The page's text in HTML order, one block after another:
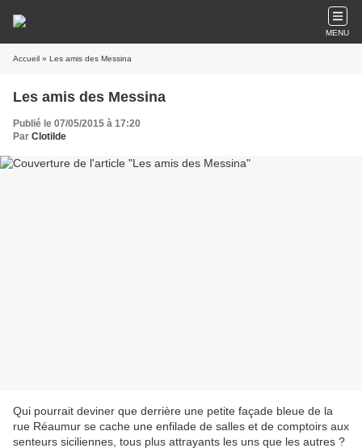
MENU
Accueil » Les amis des Messina
Les amis des Messina
Publié le 07/05/2015 à 17:20
Par Clotilde
Qui pourrait deviner que derrière une petite façade bleue de la
rue Réaumur se cache une enfilade de salles et de comptoirs aux
senteurs siciliennes, tous plus attrayants les uns que les autres ?